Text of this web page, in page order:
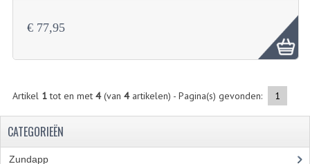
VERLICHTING EN ELEKTRA
ACCU'S EN CLAXONS
ACHTERLICHTEN
KABELBOMEN
€ 77,95
Artikel 1tot en met 4(van 4artikelen) - Pagina(s) gevonden: 1
CATEGORIEËN
Zundapp